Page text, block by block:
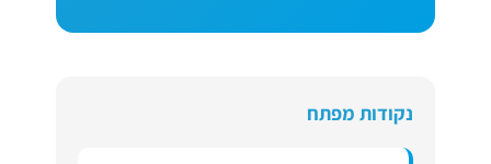
נקודות מפתח